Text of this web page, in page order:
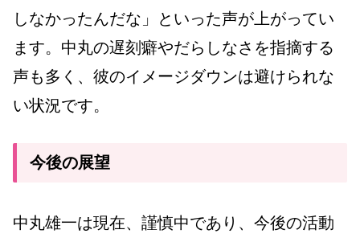
しなかったんだな」といった声が上がってい
ます。中丸の遅刻癖やだらしなさを指摘する
声も多く、彼のイメージダウンは避けられな
い状況です。
今後の展望
中丸雄一は現在、謹慎中であり、今後の活動